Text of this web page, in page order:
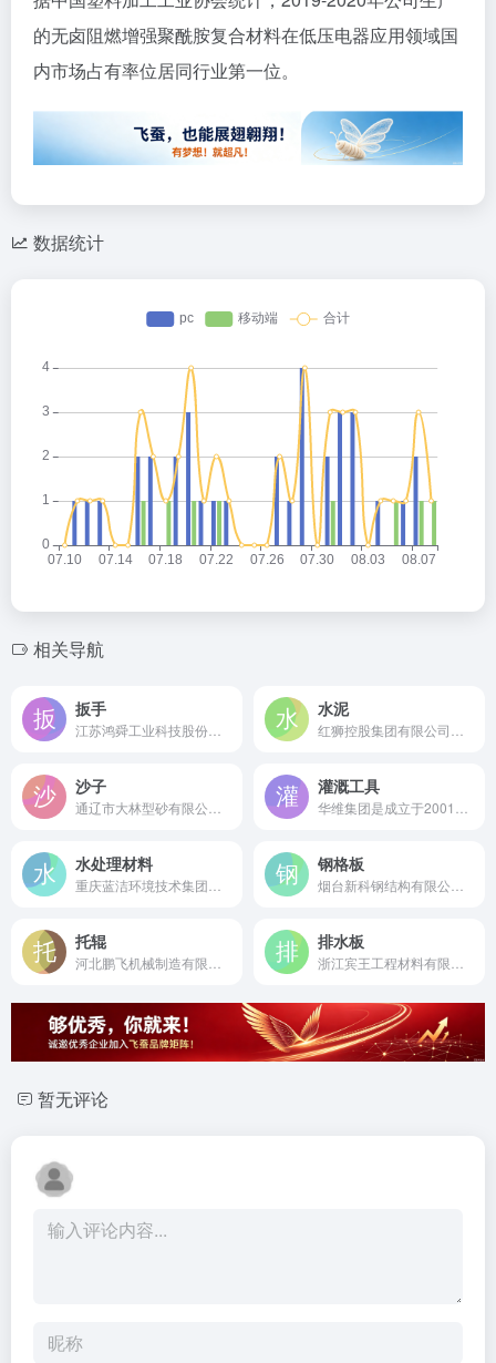
的无卤阻燃增强聚酰胺复合材料在低压电器应用领域国
内市场占有率位居同行业第一位。
数据统计
相关导航
扳手 水泥
沙子 灌溉工具
水处理材料 钢格板
托辊 排水板
暂无评论